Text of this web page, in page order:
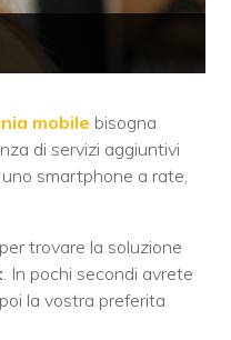
mobile bisogna
di servizi aggiuntivi
smartphone a rate,
per trovare la soluzione
. In pochi secondi avrete
la vostra preferita